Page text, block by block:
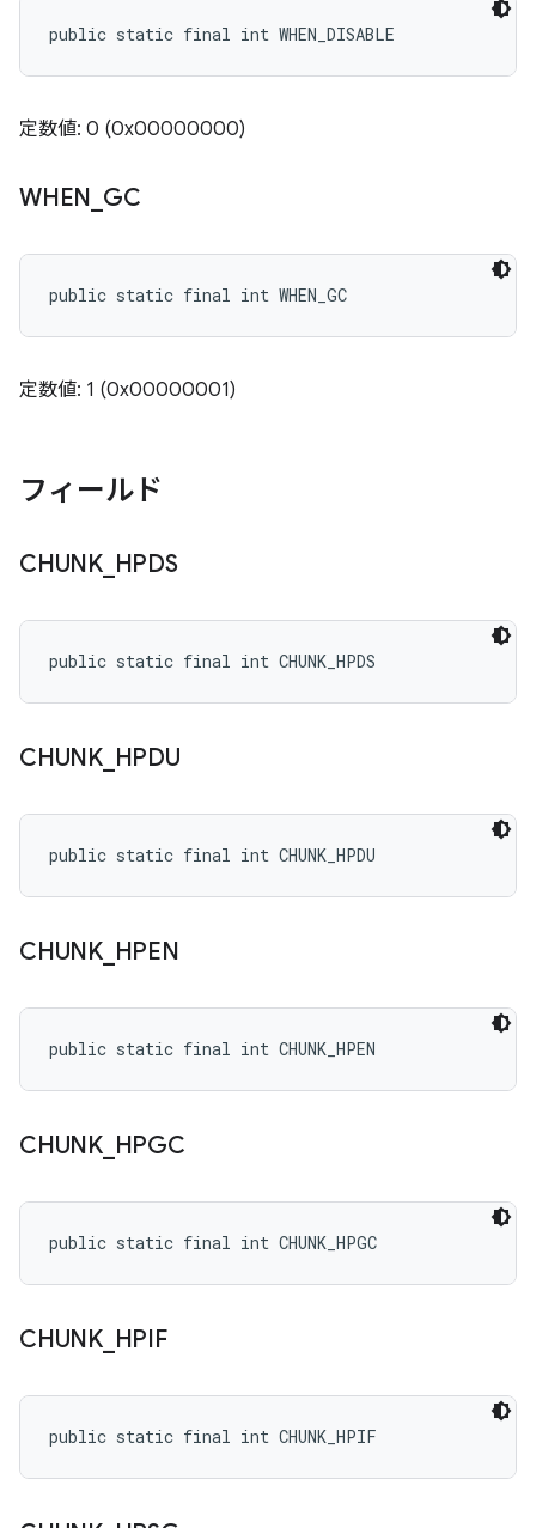
public static final int WHEN_DISABLE
定数値: 0 (0x00000000)
WHEN GC
public static final int WHEN_GC
定数値: 1 (0x00000001)
フィールド
CHUNK_ HPDS
public static final int CHUNK_HPDS
CHUNK_ HPDU
public static final int CHUNK_HPDU
CHUNK_ HPEN
public static final int CHUNK_HPEN
CHUNK_ HPGC
public static final int CHUNK_HPGC
CHUNK_ HPIF
public static final int CHUNK_HPIF